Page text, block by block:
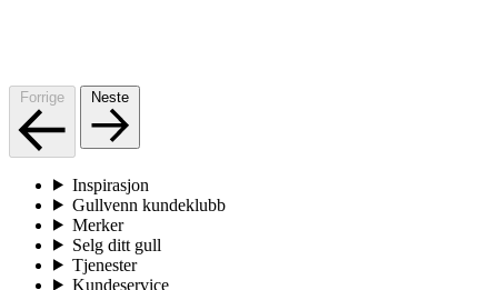
Forrige Neste
Inspirasjon
Gullvenn kundeklubb
Merker
Selg ditt gull
Tjenester
Kundeservice